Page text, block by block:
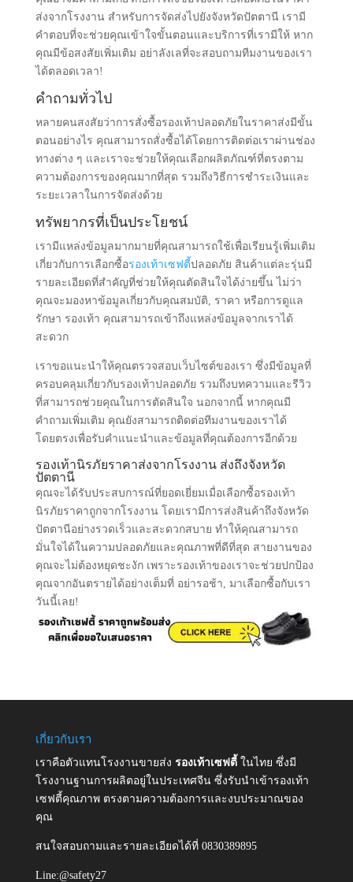
รองเท้ารัดแน่นเกินไป หรืออึดอัด การเลือกไซส์ขนาดใหญ่
ขึ้นอาจจะช่วยได้ คุณควรให้ความสำคัญกับการเลือกวัสดุที่
หายใจได้ดี และรองรับน้ำหนักของคุณเพื่อความสบายสูงสุด
ในระหว่างการทำงาน
คำถามที่พบบ่อย
คุณอาจมีคำถามเกี่ยวกับการสั่งซื้อรองเท้าปลอดภัยในราคา
ส่งจากโรงงาน สำหรับการจัดส่งไปยังจังหวัดปัตตานี เรามี
คำตอบที่จะช่วยคุณเข้าใจขั้นตอนและบริการที่เรามีให้ หาก
คุณมีข้อสงสัยเพิ่มเติม อย่าลังเลที่จะสอบถามทีมงานของเรา
ได้ตลอดเวลา!
หลายคนสงสัยว่าการสั่งซื้อรองเท้าปลอดภัยในราคาส่งมีขั้น
ตอนอย่างไร คุณสามารถสั่งซื้อได้โดยการติดต่อเราผ่านช่อง
ทางต่าง ๆ และเราจะช่วยให้คุณเลือกผลิตภัณฑ์ที่ตรงตาม
ความต้องการของคุณมากที่สุด รวมถึงวิธีการชำระเงินและ
ระยะเวลาในการจัดส่งด้วย
ทรัพยากรที่เป็นประโยชน์
เกี่ยวกับการเลือกซื้อรองเท้าเซฟตี้ปลอดภัย สินค้าแต่ละรุ่นมี
รายละเอียดที่สำคัญที่ช่วยให้คุณตัดสินใจได้ง่ายขึ้น ไม่ว่า
คุณจะมองหาข้อมูลเกี่ยวกับคุณสมบัติ, ราคา หรือการดูแล
รักษา รองเท้า คุณสามารถเข้าถึงแหล่งข้อมูลจากเราได้
สะดวก
เราขอแนะนำให้คุณตรวจสอบเว็บไซต์ของเรา ซึ่งมีข้อมูลที่
ครอบคลุมเกี่ยวกับรองเท้าปลอดภัย รวมถึงบทความและรีวิว
ที่สามารถช่วยคุณในการตัดสินใจ นอกจากนี้ หากคุณมี
คำถามเพิ่มเติม คุณยังสามารถติดต่อทีมงานของเราได้
โดยตรงเพื่อรับคำแนะนำและข้อมูลที่คุณต้องการอีกด้วย
รองเท้านิรภัยราคาส่งจากโรงงาน ส่งถึงจังหวัด
ปัตตานี
คุณจะได้รับประสบการณ์ที่ยอดเยี่ยมเมื่อเลือกซื้อรองเท้า
นิรภัยราคาถูกจากโรงงาน โดยเรามีการส่งสินค้าถึงจังหวัด
ปัตตานีอย่างรวดเร็วและสะดวกสบาย ทำให้คุณสามารถ
เกี่ยวกับเรา
เราคือตัวแทนโรงงานขายส่ง